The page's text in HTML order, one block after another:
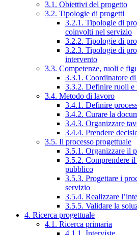
3.1. Obiettivi del progetto
3.2. Tipologie di progetti
3.2.1. Tipologie di
coinvolti nel servizio
3.2.2. Tipologie di
3.2.3. Tipologie di
intervento
3.3. Competenze, ruoli e
3.3.1. Coordinatore
3.3.2. Definire ruoli e
3.4. Metodo di lavoro
3.4.1. Definire
3.4.2. Curare la
3.4.3. Organizzare
3.4.4. Prendere
3.5. Il processo progettuale
3.5.1. Organizzare il
3.5.2. Comprendere
pubblico
3.5.3. Progettare i
servizio
3.5.4. Realizzare
3.5.5. Validare la
4. Ricerca progettuale
4.1. Ricerca primaria
4.1.1. Interviste